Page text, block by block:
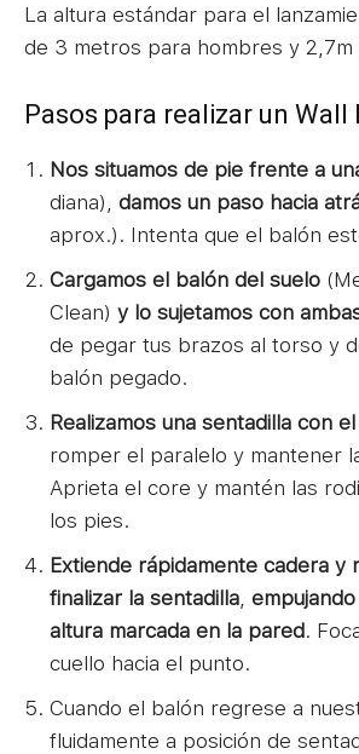
La altura estándar para el
de 3 metros para hombres y 2,7m
Pasos para realizar un Wall
Nos situamos de pie frente a
diana), damos un paso hacia
aprox.). Intenta que el balón
Cargamos el balón del suelo
Clean) y lo sujetamos con
de pegar tus brazos al torso y
balón pegado.
Realizamos una sentadilla con
romper el paralelo y mantener
Aprieta el core y mantén las
los pies.
Extiende rápidamente cadera y
finalizar la sentadilla
altura marcada en la pared.
cuello hacia el punto.
Cuando el balón regrese a
fluidamente a posición de